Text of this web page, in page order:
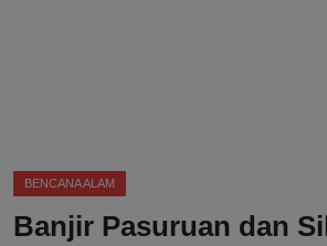
BENCANA ALAM
Banjir Pasuruan dan